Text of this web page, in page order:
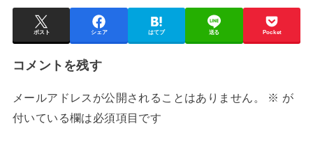
ポスト シェア はてブ 送る Pocket
コメントを残す
メールアドレスが公開されることはありません。 ※ が
付いている欄は必須項目です